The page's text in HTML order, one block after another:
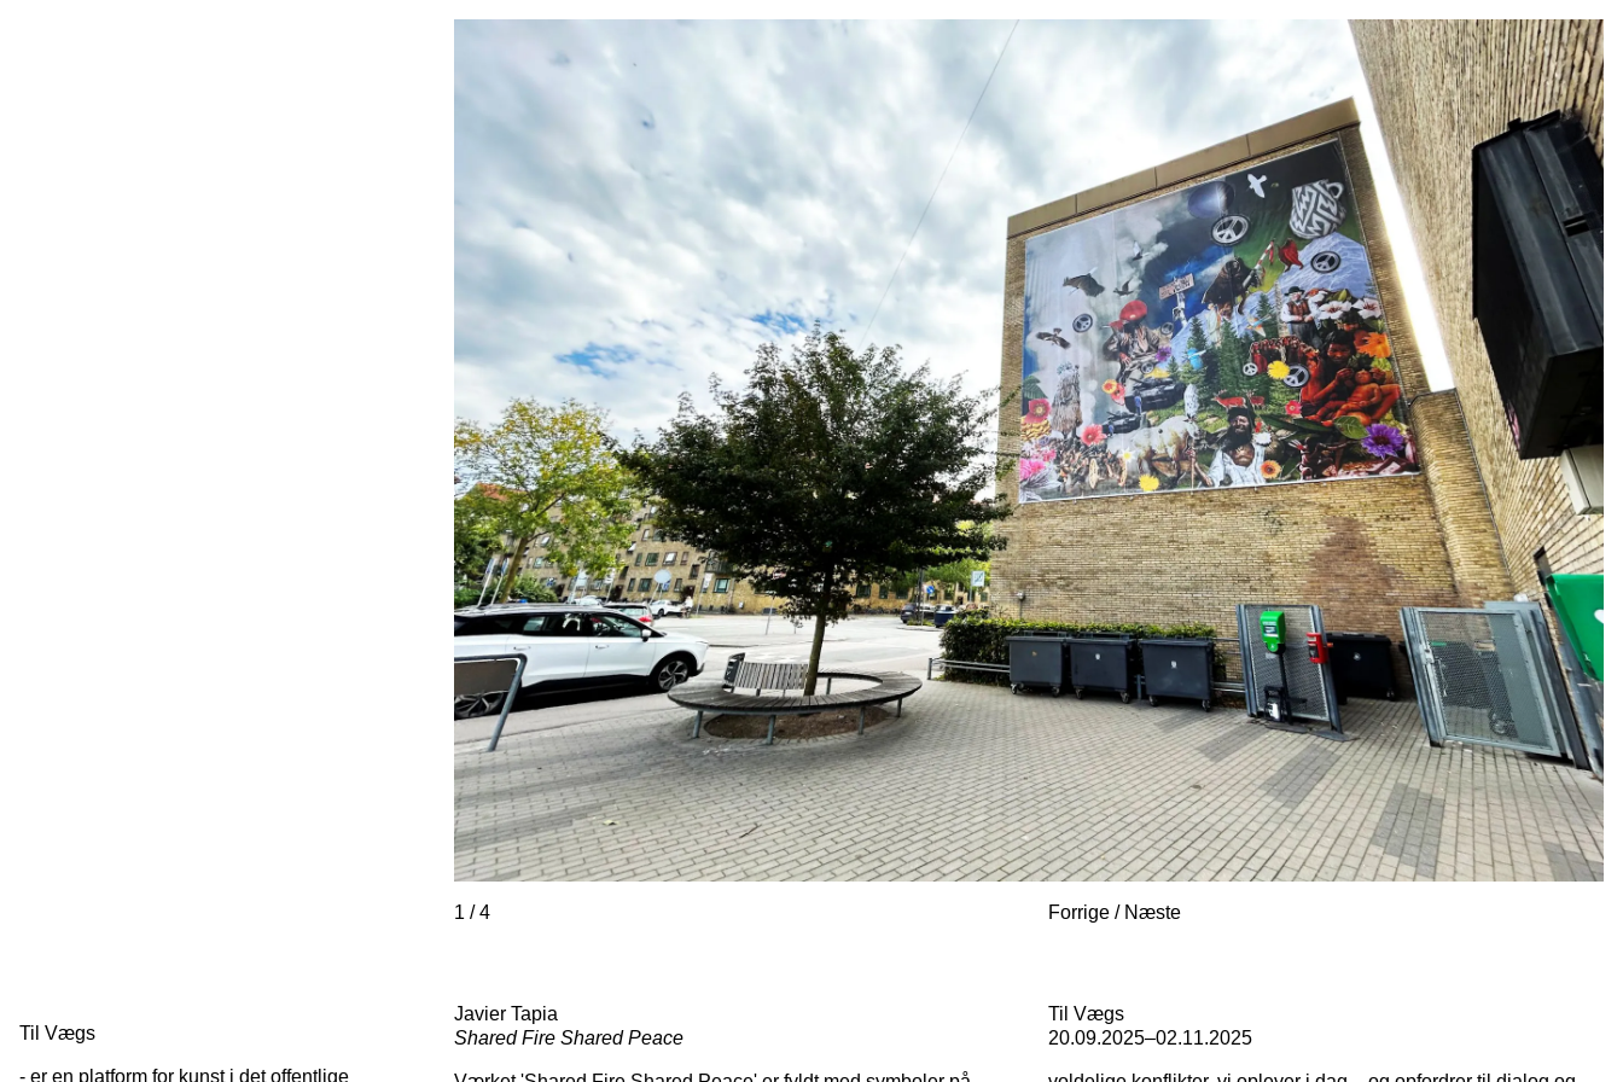
Til Vægs
- er en platform for kunst i det offentlige
1 /4 Forrige / Næste
Javier Tapia
Shared Fire Shared Peace
Til Vægs
20.09.2025–02.11.2025